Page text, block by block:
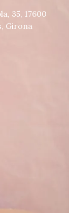
35, 17600
Girona